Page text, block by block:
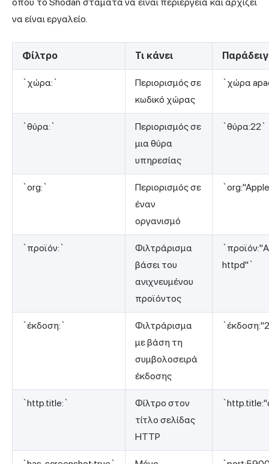
να είναι εργαλείο.
Φίλτρο Τι κάνει
`χώρα:`
Περιορισμός σε
κωδικό χώρας
`χώρα
`θύρα:`
Περιορισμός σε
μια θύρα
υπηρεσίας
`θύρα:22`
`org:`
Περιορισμός σε
έναν
οργανισμό
`προϊόν:`
Φιλτράρισμα
βάσει του
ανιχνευμένου
προϊόντος
httpd"`
`έκδοση:`
Φιλτράρισμα
με βάση τη
συμβολοσειρά
έκδοσης
`http.title:`
Φίλτρο στον
τίτλο σελίδας
HTTP